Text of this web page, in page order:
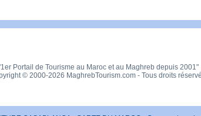
Portail de Tourisme au Maroc et au Maghreb depuis 2001"
© 2000-2026 MaghrebTourism.com - Tous droits